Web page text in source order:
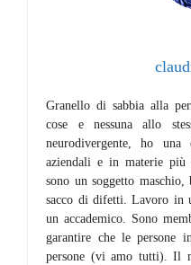
Granello di sabbia alla
cose e nessuna allo
neurodivergente, ho
aziendali e in materie più
sono un soggetto
sacco di difetti. Lavoro in
un accademico. Sono
garantire che le persone
persone (vi amo tutti). Il